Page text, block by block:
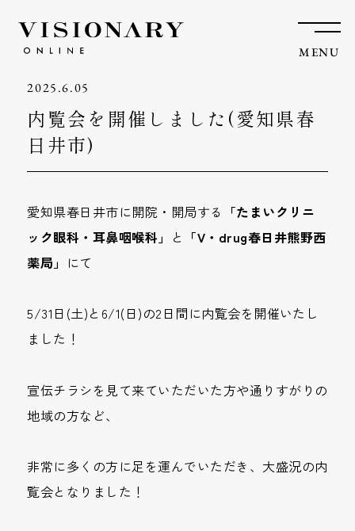
MENU
2025.6.05
内覧会を開催しました(愛知県春
日井市)
愛知県春日井市に開院・開局する 「たまいクリニ
ック眼科・耳鼻咽喉科」 と 「V・drug春日井熊野西
薬局」 にて
5/31日(土)と6/1(日)の2日間に内覧会を開催いたし
ました！
宣伝チラシを見て来ていただいた方や通りすがりの
地域の方など、
非常に多くの方に足を運んでいただき、大盛況の内
覧会となりました！